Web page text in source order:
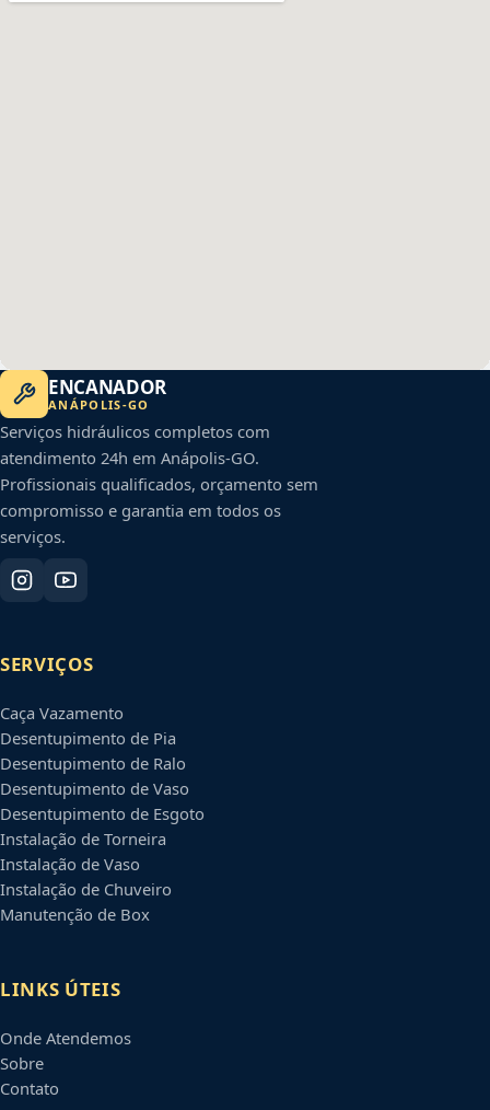
ENCANADOR
ANÁPOLIS-GO
Serviços hidráulicos completos com
atendimento 24h em Anápolis-GO.
Profissionais qualificados, orçamento sem
compromisso e garantia em todos os
serviços.
SERVIÇOS
Caça Vazamento
Desentupimento de Pia
Desentupimento de Ralo
Desentupimento de Vaso
Desentupimento de Esgoto
Instalação de Torneira
Instalação de Vaso
Instalação de Chuveiro
Manutenção de Box
LINKS ÚTEIS
Onde Atendemos
Sobre
Contato